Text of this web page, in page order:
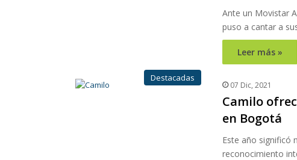
Ante un Movistar
puso a cantar a
Leer más »
Destacadas
07 Dic, 2021
Camilo
en Bogotá
Este año significó
reconocimiento